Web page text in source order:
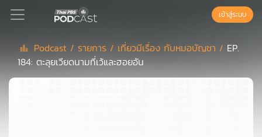
Podcast
เข้าสู่ระบบ
Podcast / รายการ / เที่ยวมีเรื่อง กับหมอบัญชา / EP.
184: ตะลุยเวียดนามที่เว้และฮอยอัน